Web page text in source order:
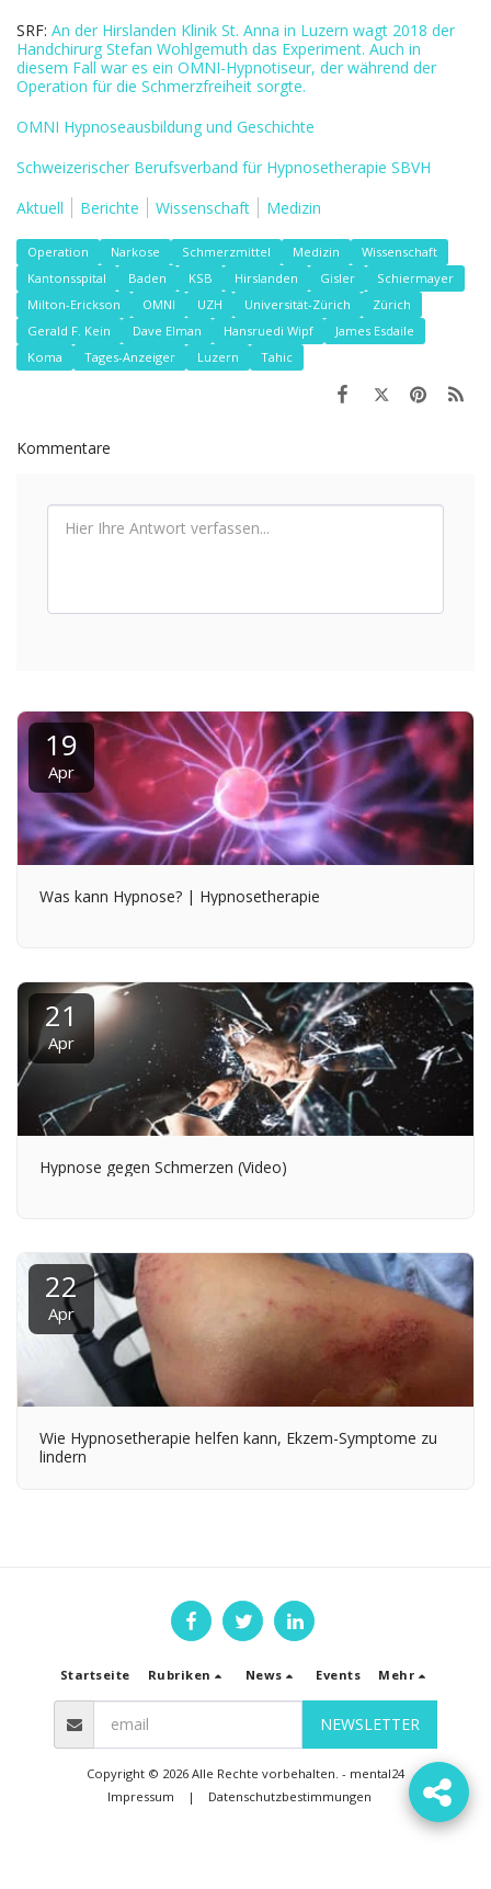
SRF: An der Hirslanden Klinik St. Anna in Luzern wagt 2018 der
Handchirurg Stefan Wohlgemuth das Experiment. Auch in
diesem Fall war es ein OMNI-Hypnotiseur, der während der
Operation für die Schmerzfreiheit sorgte.
OMNI Hypnoseausbildung und Geschichte
Schweizerischer Berufsverband für Hypnosetherapie SBVH
Aktuell
Berichte Wissenschaft Medizin
Operation Narkose Schmerzmittel Medizin
Wissenschaft
Kantonsspital
Baden KSB Hirslanden Gisler
Schiermayer
Milton-Erickson
OMNI UZH Universität-Zürich
Zürich
Gerald F. Kein
Dave Elman Hansruedi Wipf
James Esdaile
Koma
Tages-Anzeiger Luzern Tahic
Kommentare
19
Apr
Was kann Hypnose? | Hypnosetherapie
21
Apr
Hypnose gegen Schmerzen (Video)
22
Apr
Wie Hypnosetherapie helfen kann, Ekzem-Symptome zu
lindern
Startseite Rubriken News Events Mehr
NEWSLETTER
Copyright © 2026 Alle Rechte vorbehalten. - mental24
Impressum | Datenschutzbestimmungen